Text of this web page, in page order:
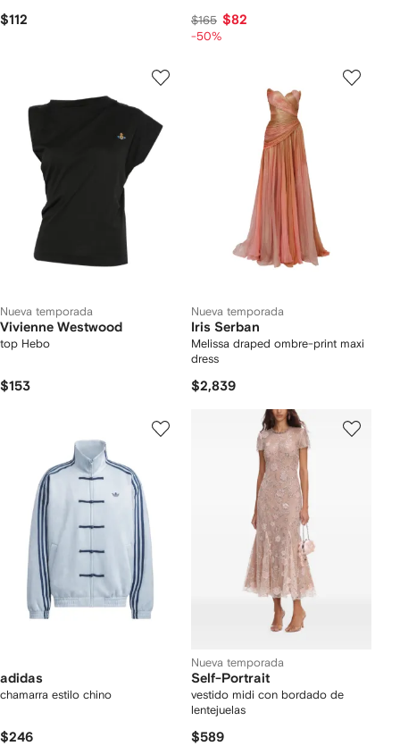
$112 $165 $82
-50%
Nueva temporada
Vivienne Westwood
top Hebo
$153
Nueva temporada
Iris Serban
Melissa draped ombre-print maxi
dress
$2,839
adidas
chamarra estilo chino
$246
Nueva temporada
Self-Portrait
vestido midi con bordado de
lentejuelas
$589